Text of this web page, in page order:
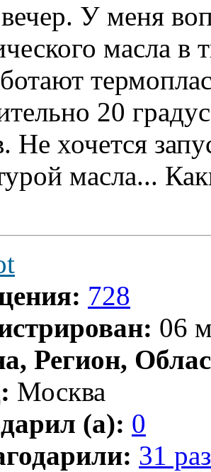
У меня
масла в
20
Не хочется
масла...
728
06
Регион,
Москва
(а): 0
31 раз